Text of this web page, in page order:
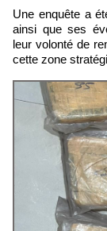
Une enquête a
ainsi que ses
leur volonté de
cette zone